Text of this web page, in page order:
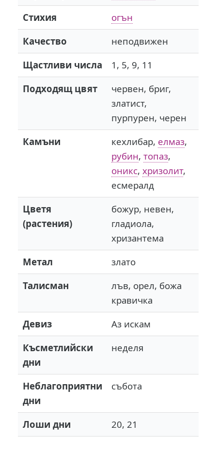
Стихия
огън
Качество
неподвижен
Щастливи числа
1, 5, 9, 11
Подходящ цвят
червен, бриг,
златист,
пурпурен, черен
Камъни
кехлибар, елмаз,
рубин, топаз,
оникс, хризолит,
есмералд
Цветя
(растения)
божур, невен,
гладиола,
хризантема
Метал
злато
Талисман
лъв, орел, божа
кравичка
Девиз
Аз искам
Късметлийски
дни
неделя
Неблагоприятни
дни
събота
Лоши дни 20, 21